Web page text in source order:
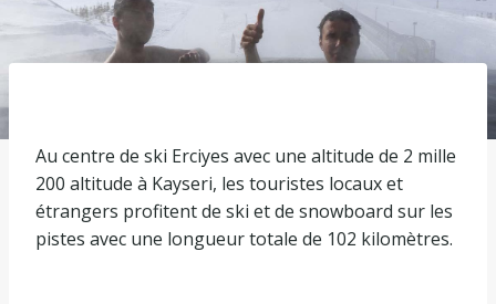
Au centre de ski Erciyes avec une altitude de 2 mille
200 altitude à Kayseri, les touristes locaux et
étrangers profitent de ski et de snowboard sur les
pistes avec une longueur totale de 102 kilomètres.